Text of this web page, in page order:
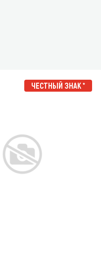
ЧЕСТНЫЙ ЗНАК *